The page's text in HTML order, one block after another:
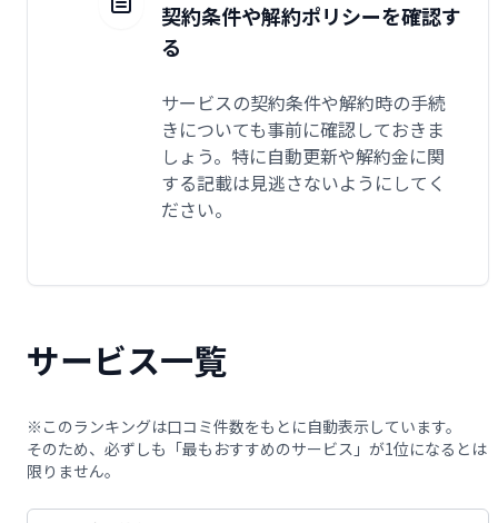
契約条件や解約ポリシーを確認す
る
サービスの契約条件や解約時の手続
きについても事前に確認しておきま
しょう。特に自動更新や解約金に関
する記載は見逃さないようにしてく
ださい。
サービス一覧
※このランキングは口コミ件数をもとに自動表示しています。
そのため、必ずしも「最もおすすめのサービス」が1位になるとは
限りません。